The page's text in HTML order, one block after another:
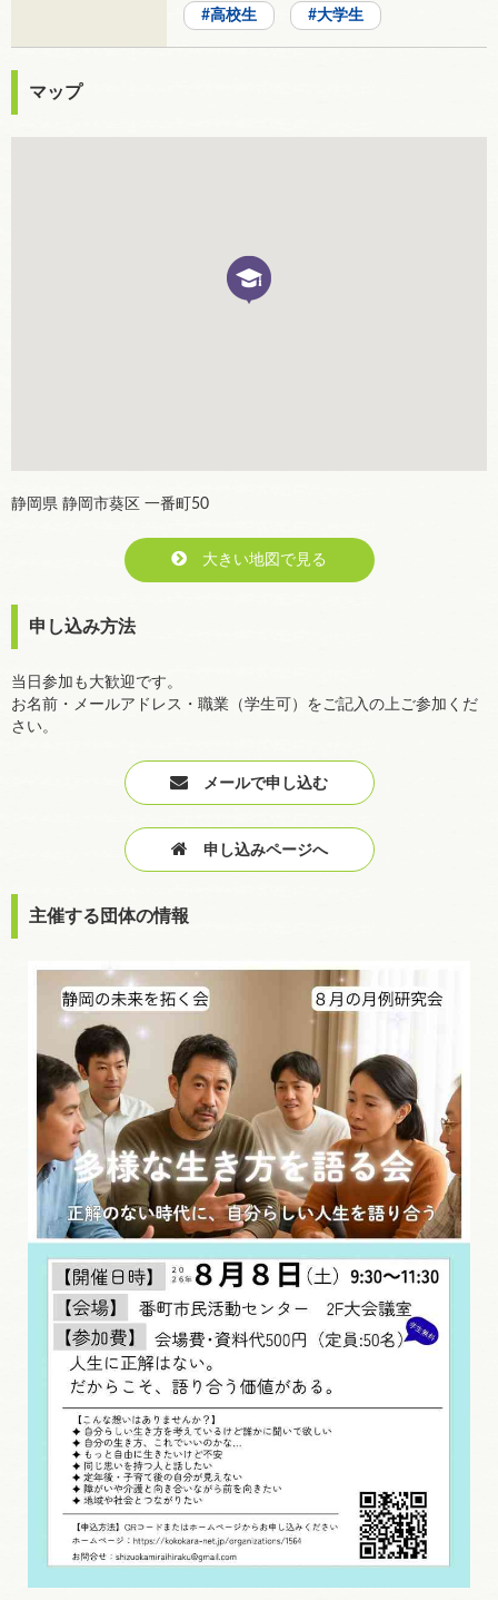
高校生 大学生
マップ
静岡県 静岡市葵区 一番町50
大きい地図で見る
申し込み方法
当日参加も大歓迎です。
お名前・メールアドレス・職業（学生可）をご記入の上ご参加くだ
さい。
メールで申し込む
申し込みページへ
主催する団体の情報